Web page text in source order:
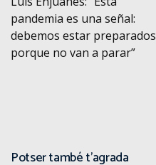
pandemia es una señal:
debemos estar preparados
porque no van a parar”
Potser també t'agrada